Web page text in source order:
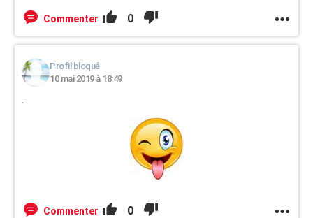
Commenter 0
Profil bloqué
10 mai 2019 à 18:49
.
Commenter 0